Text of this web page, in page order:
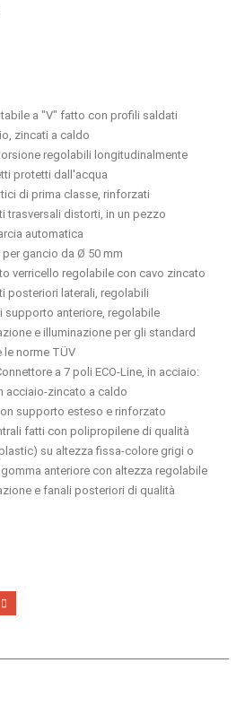
a "V" fatto con profili saldati
zincati a caldo
regolabili longitudinalmente
protetti dall'acqua
di prima classe, rinforzati
trasversali distorti, in un pezzo
automatica
gancio da Ø 50 mm
verricello regolabile con cavo zincato
posteriori laterali, regolabili
supporto anteriore, regolabile
e illuminazione per gli standard
le norme TÜV
a 7 poli ECO-Line, in acciaio:
acciaio-zincato a caldo
supporto esteso e rinforzato
fatti con polipropilene di qualità
su altezza fissa-colore grigi o
anteriore con altezza regolabile
e fanali posteriori di qualità